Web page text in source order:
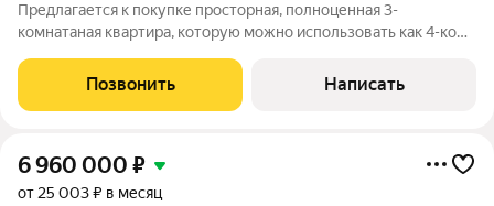
Предлагается к покупке просторная, полноценная 3-
комнатаная квартира, которую можно использовать как 4-ком
стоимость в договоре. В квартире выполнен хороший ремонт с
использованием дорогостоящих
Позвонить Написать
6 960 000 ₽
от 25 003 ₽ в месяц